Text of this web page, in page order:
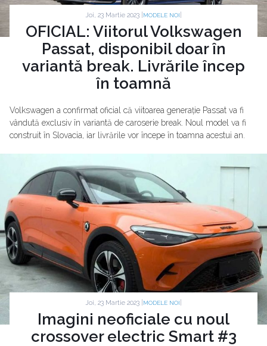
Joi, 23 Martie 2023 | MODELE NOI
OFICIAL: Viitorul Volkswagen
Passat, disponibil doar în
variantă break. Livrările încep
în toamnă
Volkswagen a confirmat oficial că viitoarea generație Passat va fi
vândută exclusiv în variantă de caroserie break. Noul model va fi
construit în Slovacia, iar livrările vor începe în toamna acestui an.
Joi, 23 Martie 2023 | MODELE NOI
Imagini neoficiale cu noul
crossover electric Smart #3